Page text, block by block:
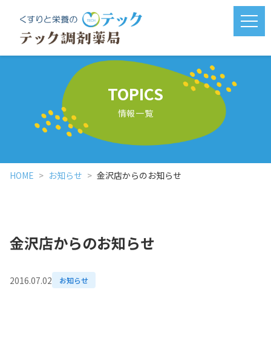
メニ
TOPICS
情報一覧
HOME お知らせ 金沢店からのお知らせ
金沢店からのお知らせ
2016.07.02 お知らせ